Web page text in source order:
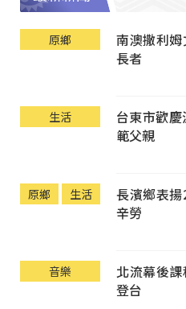
原鄉
南澳撒利
長者
生活
台東市歡
範父親
原鄉 生活
長濱鄉表
辛勞
音樂
北流幕後
登台